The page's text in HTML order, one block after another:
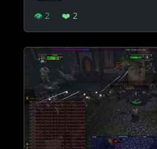
👁 2 ❤️ 2